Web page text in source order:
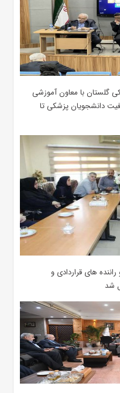
گلستان با معاون آموزشی
دانشجویان ‌پزشکی تا
های قراردادی و
شد